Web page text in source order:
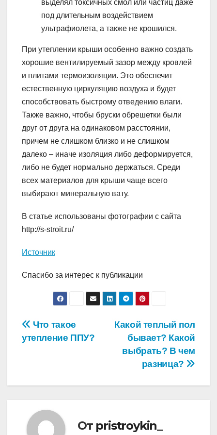
выделял токсичных смол или частиц даже
под длительным воздействием
ультрафиолета, а также не крошился.
При утеплении крыши особенно важно создать
хорошие вентилируемый зазор между кровлей
и плитами термоизоляции. Это обеспечит
естественную циркуляцию воздуха и будет
способствовать быстрому отведению влаги.
Также важно, чтобы бруски обрешетки были
друг от друга на одинаковом расстоянии,
причем не слишком близко и не слишком
далеко – иначе изоляция либо деформируется,
либо не будет нормально держаться. Среди
всех материалов для крыши чаще всего
выбирают минеральную вату.
В статье использованы фотографии с сайта
http://s-stroit.ru/
Источник
Спасибо за интерес к публикации
Навигация
по
Какой теплый пол
бывает? Какой
выбрать? В чем
разница?
Что такое
утепление ППУ?
От pristroykin_